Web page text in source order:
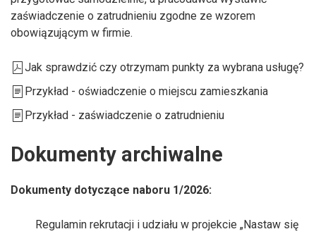
zaświadczenie o zatrudnieniu zgodne ze wzorem
obowiązującym w firmie.
Jak sprawdzić czy otrzymam punkty za wybrana usługę?
Przykład - oświadczenie o miejscu zamieszkania
Przykład - zaświadczenie o zatrudnieniu
Dokumenty archiwalne
Dokumenty dotyczące naboru 1/2026:
Regulamin rekrutacji i udziału w projekcie „Nastaw się